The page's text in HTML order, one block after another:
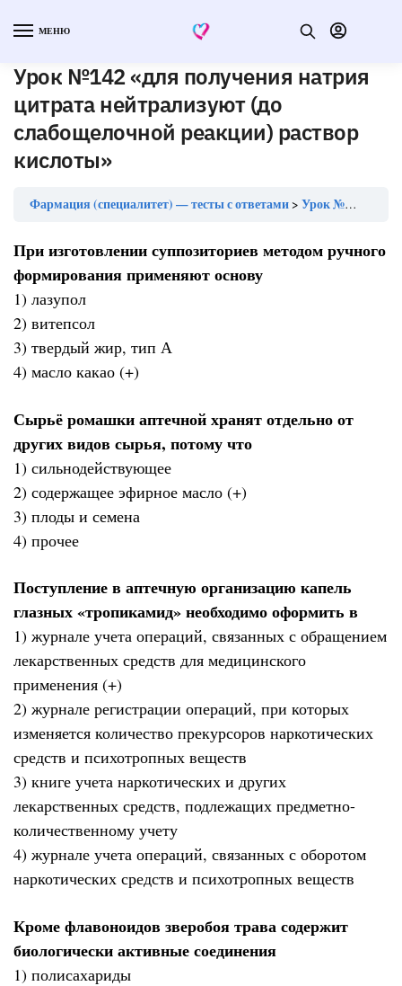
МЕНЮ
Урок №142 «для получения натрия
цитрата нейтрализуют (до
слабощелочной реакции) раствор
кислоты»
Фармация (специалитет) — тесты с ответами Урок №142 «для получения натрия цитрата нейтрализуют (до слабощелочной реакции) раствор кислоты»
При изготовлении суппозиториев методом ручного
формирования применяют основу
1) лазупол
2) витепсол
3) твердый жир, тип А
4) масло какао (+)
Сырьё ромашки аптечной хранят отдельно от
других видов сырья, потому что
1) сильнодействующее
2) содержащее эфирное масло (+)
3) плоды и семена
4) прочее
Поступление в аптечную организацию капель
глазных «тропикамид» необходимо оформить в
1) журнале учета операций, связанных с обращением
лекарственных средств для медицинского
применения (+)
2) журнале регистрации операций, при которых
изменяется количество прекурсоров наркотических
средств и психотропных веществ
3) книге учета наркотических и других
лекарственных средств, подлежащих предметно-
количественному учету
4) журнале учета операций, связанных с оборотом
наркотических средств и психотропных веществ
Кроме флавоноидов зверобоя трава содержит
биологически активные соединения
1) полисахариды